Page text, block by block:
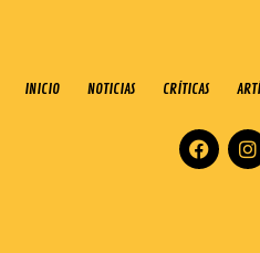
INICIO NOTICIAS CRÍTICAS